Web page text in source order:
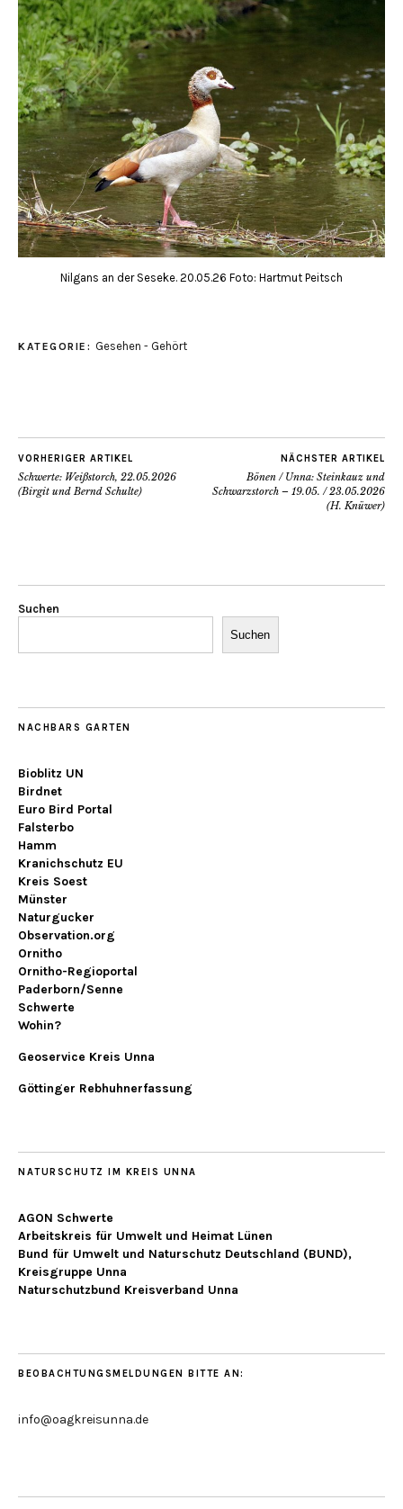
Nilgans an der Seseke. 20.05.26 Foto: Hartmut Peitsch
KATEGORIE: Gesehen - Gehört
VORHERIGER ARTIKEL
Schwerte: Weißstorch, 22.05.2026
(Birgit und Bernd Schulte)
NÄCHSTER ARTIKEL
Bönen / Unna: Steinkauz und
Schwarzstorch – 19.05. / 23.05.2026
(H. Knüwer)
Suchen
Suchen
NACHBARS GARTEN
Bioblitz UN
Birdnet
Euro Bird Portal
Falsterbo
Hamm
Kranichschutz EU
Kreis Soest
Münster
Naturgucker
Observation.org
Ornitho
Ornitho-Regioportal
Paderborn/Senne
Schwerte
Wohin?
Geoservice Kreis Unna
Göttinger Rebhuhnerfassung
NATURSCHUTZ IM KREIS UNNA
AGON Schwerte
Arbeitskreis für Umwelt und Heimat Lünen
Bund für Umwelt und Naturschutz Deutschland (BUND),
Kreisgruppe Unna
Naturschutzbund Kreisverband Unna
BEOBACHTUNGSMELDUNGEN BITTE AN:
info@oagkreisunna.de